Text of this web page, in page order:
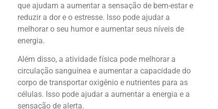
que ajudam a aumentar a sensação de bem-estar e
reduzir a dor e o estresse. Isso pode ajudar a
melhorar o seu humor e aumentar seus níveis de
energia.
Além disso, a atividade física pode melhorar a
circulação sanguínea e aumentar a capacidade do
corpo de transportar oxigênio e nutrientes para as
células. Isso pode ajudar a aumentar a energia e a
sensação de alerta.